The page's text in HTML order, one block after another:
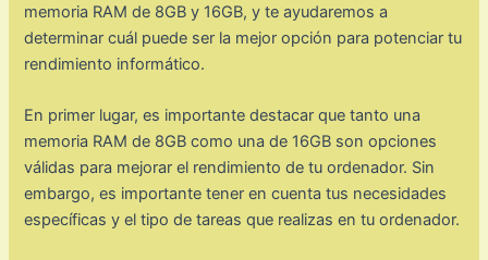
memoria RAM de 8GB y 16GB, y te ayudaremos a
determinar cuál puede ser la mejor opción para potenciar tu
rendimiento informático.
En primer lugar, es importante destacar que tanto una
memoria RAM de 8GB como una de 16GB son opciones
válidas para mejorar el rendimiento de tu ordenador. Sin
embargo, es importante tener en cuenta tus necesidades
específicas y el tipo de tareas que realizas en tu ordenador.